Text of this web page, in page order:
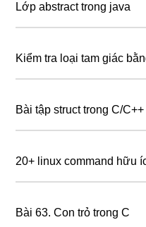
Lớp abstract trong java
Kiểm tra loại tam giác
Bài tập struct trong C/
20+ linux command hữu
Bài 63. Con trỏ trong C